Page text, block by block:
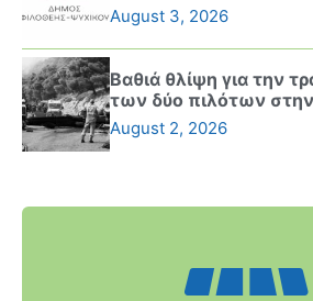
August 3, 2026
Βαθιά θλίψη για την
των δύο πιλότων
August 2, 2026